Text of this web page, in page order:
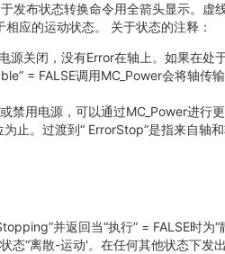
布状态转换命令用全箭头显示。
应的运动状态。 关于状态的注释：
关闭，没有Error在轴上。如果在
= FALSE调用MC_Power会将轴
用电源，可以通过MC_Power进行
止。过渡到“ ErrorStop”是指来自
并返回当“执行” = FALSE时为
“离散-运动'。在任何其他状态下发